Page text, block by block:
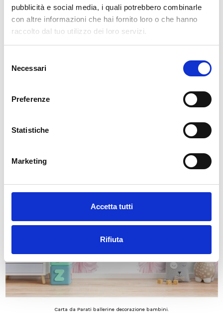
pubblicità e social media, i quali potrebbero combinarle
con altre informazioni che hai fornito loro o che hanno
raccolto dal tuo utilizzo dei loro servizi.
delNecessari
Preferenze
Statistiche
Marketing
Accetta tutti
Rifiuta
Carta da Parati accessori principessa pattern bambini.
Carta da Parati ballerine decorazione bambini.